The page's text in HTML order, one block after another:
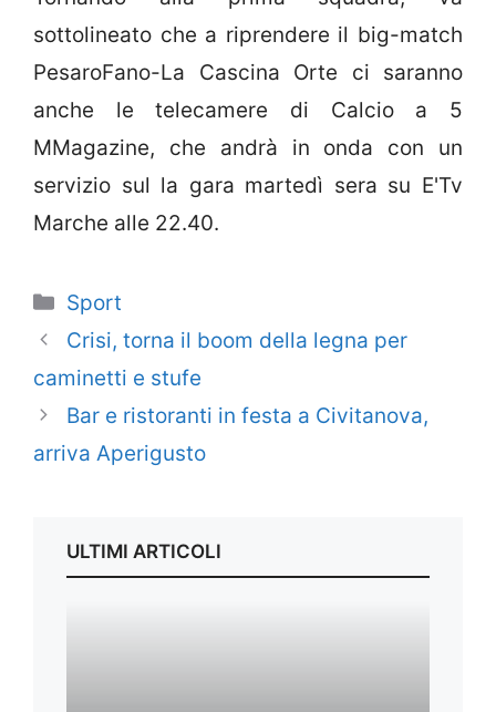
sottolineato che a riprendere il big-match
PesaroFano-La Cascina Orte ci saranno
anche le telecamere di Calcio a 5
MMagazine, che andrà in onda con un
servizio sul la gara martedì sera su E'Tv
Marche alle 22.40.
Categorie
Sport
Crisi, torna il boom della legna per
caminetti e stufe
Bar e ristoranti in festa a Civitanova,
arriva Aperigusto
ULTIMI ARTICOLI